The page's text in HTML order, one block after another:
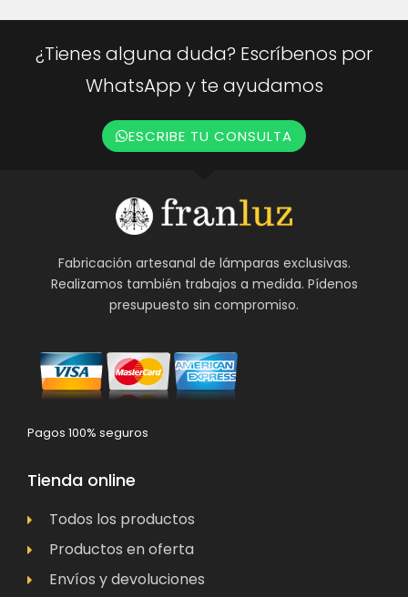
¿Tienes alguna duda? Escríbenos por
WhatsApp y te ayudamos
ESCRIBE TU CONSULTA
Fabricación artesanal de lámparas exclusivas.
Realizamos también trabajos a medida. Pídenos
presupuesto sin compromiso.
Pagos 100% seguros
Tienda online
Todos los productos
Productos en oferta
Envíos y devoluciones